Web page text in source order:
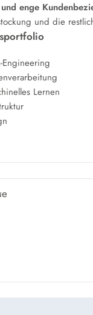
enge
und die
Engineering
Lernen